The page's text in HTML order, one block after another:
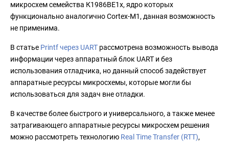
микросхем семейства К1986ВЕ1x, ядро которых
функционально аналогично Cortex-M1, данная возможность
не применима.
В статье Printf через UART рассмотрена возможность вывода
информации через аппаратный блок UART и без
использования отладчика, но данный способ задействует
аппаратные ресурсы микросхемы, которые могли бы
использоваться для задач вне отладки.
В качестве более быстрого и универсального, а также менее
затрагивающего аппаратные ресурсы микросхем решения
можно рассмотреть технологию Real Time Transfer (RTT),